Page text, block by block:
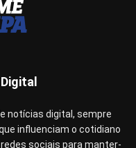
notícias digital, sempre
influenciam o cotidiano
sociais para manter-